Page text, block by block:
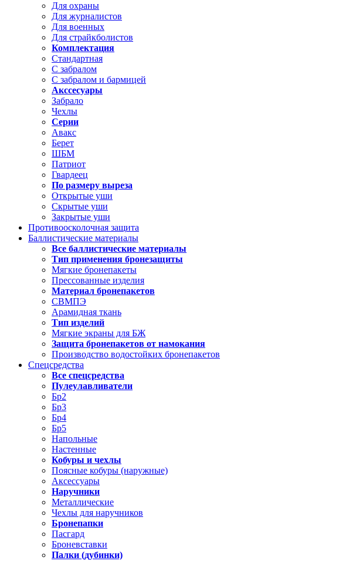
Для охраны
Для журналистов
Для военных
Для страйкболистов
Комплектация
Стандартная
С забралом
С забралом и бармицей
Акссесуары
Забрало
Чехлы
Серии
Авакс
Берет
ШБМ
Патриот
Гвардеец
По размеру выреза
Открытые уши
Скрытые уши
Закрытые уши
Противоосколочная защита
Баллистические материалы
Все баллистические материалы
Тип применения бронезащиты
Мягкие бронепакеты
Прессованные изделия
Материал бронепакетов
СВМПЭ
Арамидная ткань
Тип изделий
Мягкие экраны для БЖ
Защита бронепакетов от намокания
Производство водостойких бронепакетов
Спецсредства
Все спецсредства
Пулеулавливатели
Бр2
Бр3
Бр4
Бр5
Напольные
Настенные
Кобуры и чехлы
Поясные кобуры (наружные)
Аксессуары
Наручники
Металлические
Чехлы для наручников
Бронепапки
Пасгард
Броневставки
Палки (дубинки)